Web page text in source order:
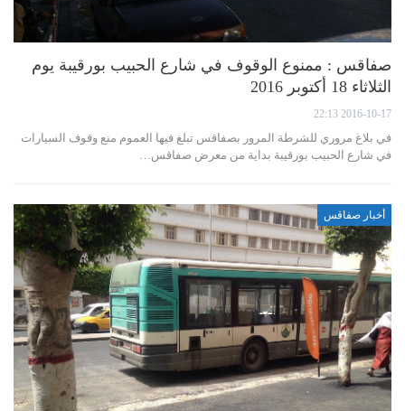
صفاقس : ممنوع الوقوف في شارع الحبيب بورقيبة يوم
الثلاثاء 18 أكتوبر 2016
2016-10-17 22:13
في بلاغ مروري للشرطة المرور بصفاقس تبلغ فيها العموم منع وقوف السيارات
في شارع الحبيب بورقيبة بداية من معرض صفاقس…
أخبار صفاقس